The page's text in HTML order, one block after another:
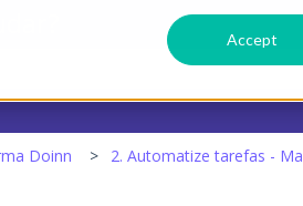
Accept
de pesquisa está vazio.
Doinn 2. Automatize tarefas -